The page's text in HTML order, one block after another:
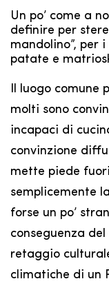
Un po’ come a
definire per
mandolino”, per i
patate e
Il luogo
molti sono
incapaci di
convinzione
mette piede
semplicemente
forse un po’
conseguenza
retaggio
climatiche di un